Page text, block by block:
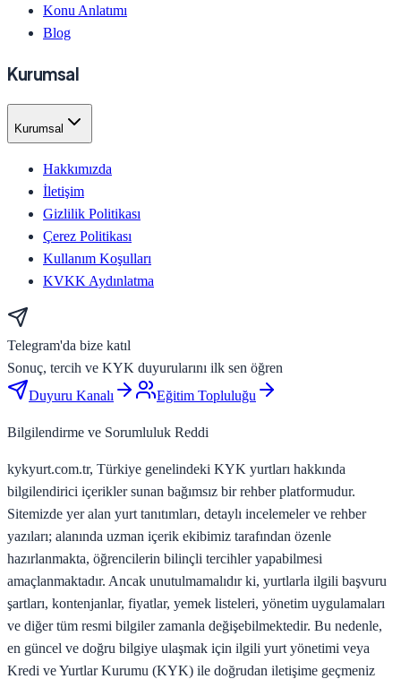
Konu Anlatımı
Blog
Kurumsal
Kurumsal
Hakkımızda
İletişim
Gizlilik Politikası
Çerez Politikası
Kullanım Koşulları
KVKK Aydınlatma
Telegram'da bize katıl
Sonuç, tercih ve KYK duyurularını ilk sen öğren
Duyuru Kanalı
Eğitim Topluluğu
Bilgilendirme ve Sorumluluk Reddi
kykyurt.com.tr, Türkiye genelindeki KYK yurtları hakkında
bilgilendirici içerikler sunan bağımsız bir rehber platformudur.
Sitemizde yer alan yurt tanıtımları, detaylı incelemeler ve rehber
yazıları; alanında uzman içerik ekibimiz tarafından özenle
hazırlanmakta, öğrencilerin bilinçli tercihler yapabilmesi
amaçlanmaktadır. Ancak unutulmamalıdır ki, yurtlarla ilgili başvuru
şartları, kontenjanlar, fiyatlar, yemek listeleri, yönetim uygulamaları
ve diğer tüm resmi bilgiler zamanla değişebilmektedir. Bu nedenle,
en güncel ve doğru bilgiye ulaşmak için ilgili yurt yönetimi veya
Kredi ve Yurtlar Kurumu (KYK) ile doğrudan iletişime geçmeniz